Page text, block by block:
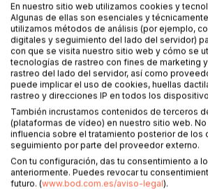
DESCRIPCIÓN
En el vasto tejido del universo, los hilos
entrelazan de formas misteriosas e
elección, cada encuentro, cada
compleja red que determina el curso de
"Destino Entrelazado", nos adentramos
fascinante a través de las vidas
personajes, cuyos caminos convergen
sorprendentes. Desde los callejones de
bulliciosa hasta los rincones más
En nuestro sitio web utilizamos cookies y
Algunas de ellas son esenciales y
utilizamos métodos de análisis (por ejemplo,
digitales y seguimiento del lado del servidor)
con que se visita nuestro sitio web y cómo se
tecnologías de rastreo con fines de marketing
rastreo del lado del servidor, así como
puede implicar el uso de cookies, huellas
rastreo y direcciones IP en todos los
También incrustamos contenidos de terceros
(plataformas de vídeo) en nuestro sitio web.
influencia sobre el tratamiento posterior de los
seguimiento por parte del proveedor externo.
Con tu configuración, das tu consentimiento a
anteriormente. Puedes revocar tu
futuro. (www.bod.com.es/aviso-legal).